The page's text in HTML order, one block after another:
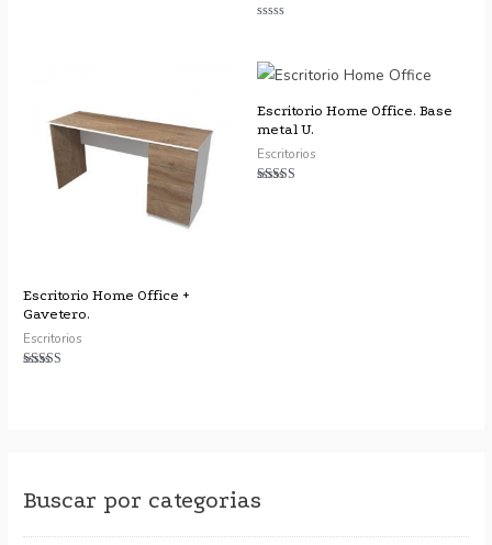
Buscar por categorias
de
5
Escritorio Home Office +
Gavetero.
Escritorios
Escritorio Home Office. Base
metal U.
Escritorios